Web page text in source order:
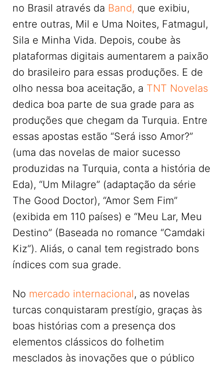
no Brasil através da Band, que exibiu,
entre outras, Mil e Uma Noites, Fatmagul,
Sila e Minha Vida. Depois, coube às
plataformas digitais aumentarem a paixão
do brasileiro para essas produções. E de
olho nessa boa aceitação, a TNT Novelas
dedica boa parte de sua grade para as
produções que chegam da Turquia. Entre
essas apostas estão “Será isso Amor?”
(uma das novelas de maior sucesso
produzidas na Turquia, conta a história de
Eda), “Um Milagre” (adaptação da série
The Good Doctor), “Amor Sem Fim”
(exibida em 110 países) e “Meu Lar, Meu
Destino” (Baseada no romance “Camdaki
Kiz”). Aliás, o canal tem registrado bons
índices com sua grade.
No mercado internacional, as novelas
turcas conquistaram prestígio, graças às
boas histórias com a presença dos
elementos clássicos do folhetim
mesclados às inovações que o público